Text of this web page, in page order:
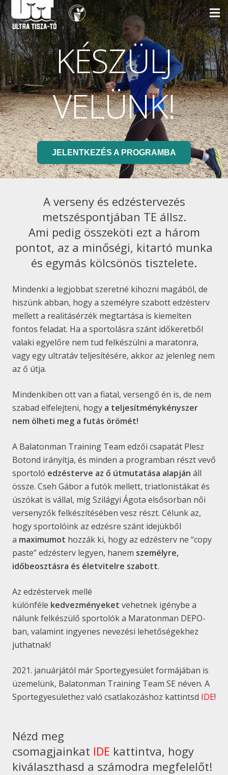
KÉSZÜLJ
VELÜNK!
JELENTKEZÉS A PROGRAMBA
A verseny és edzéstervezés
metszéspontjában TE állsz.
Ami pedig összeköti ezt a három
pontot, az a minőségi, kitartó munka
és egymás kölcsönös tisztelete.
Mindenki a legjobbat szeretné kihozni magából, de
hiszünk abban, hogy a személyre szabott edzésterv
mellett a realitásérzék megtartása is kiemelten
fontos feladat. Ha a sportolásra szánt időkeretből
valaki egyelőre nem tud felkészülni a maratonra,
vagy egy ultratáv teljesítésére, akkor az jelenleg nem
az ő útja.
Mindenkiben ott van a fiatal, versengő én is, de nem
szabad elfelejteni, hogy a teljesítménykényszer
nem ölheti meg a futás örömét!
A Balatonman Training Team edzői csapatát Plesz
Botond irányítja, és minden a programban részt vevő
sportoló edzésterve az ő útmutatása alapján áll
össze. Cseh Gábor a futók mellett, triatlonistákat és
úszókat is vállal, míg Szilágyi Ágota elsősorban női
versenyzők felkészítésében vesz részt. Célunk az,
hogy sportolóink az edzésre szánt idejükből
a maximumot hozzák ki, hogy az edzésterv ne “copy
paste” edzésterv legyen, hanem személyre,
időbeosztásra és életvitelre szabott.
Az edzéstervek mellé
különféle kedvezményeket vehetnek igénybe a
nálunk felkészülő sportolók a Maratonman DEPO-
ban, valamint ingyenes nevezési lehetőségekhez
juthatnak!
2021. januárjától már Sportegyesület formájában is
üzemelünk, Balatonman Training Team SE néven. A
Sportegyesülethez való csatlakozáshoz kattintsd IDE!
Nézd meg
csomagjainkat IDE kattintva, hogy
kiválaszthasd a számodra megfelelőt!